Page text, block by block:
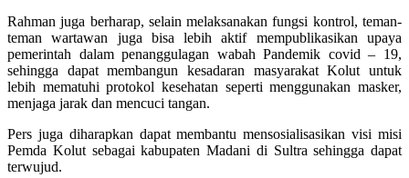
Rahman juga berharap, selain melaksanakan fungsi kontrol, teman-
teman wartawan juga bisa lebih aktif mempublikasikan upaya
pemerintah dalam penanggulagan wabah Pandemik covid – 19,
sehingga dapat membangun kesadaran masyarakat Kolut untuk
lebih mematuhi protokol kesehatan seperti menggunakan masker,
menjaga jarak dan mencuci tangan.
Pers juga diharapkan dapat membantu mensosialisasikan visi misi
Pemda Kolut sebagai kabupaten Madani di Sultra sehingga dapat
terwujud.